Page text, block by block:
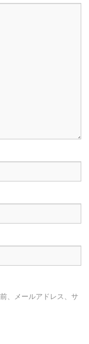
、メールアドレス、サ